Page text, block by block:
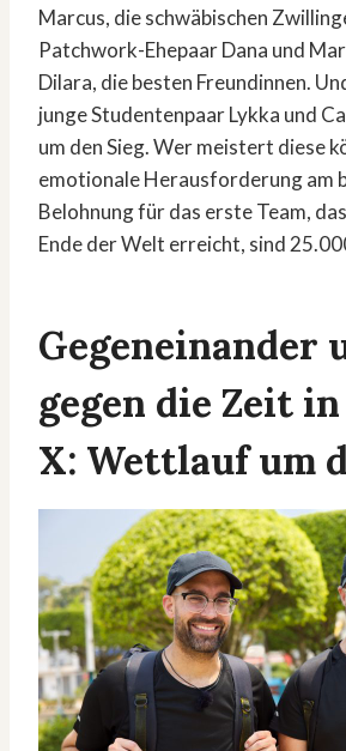
Marcus, die schwäbischen
Patchwork-Ehepaar Dana und
Dilara, die besten Freundinnen.
junge Studentenpaar Lykka und
um den Sieg. Wer meistert diese
emotionale Herausforderung am
Belohnung für das erste Team,
Ende der Welt erreicht, sind
Gegeneinander
gegen die Zeit
X: Wettlauf um